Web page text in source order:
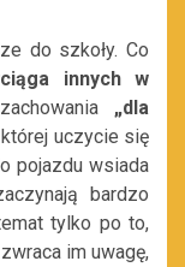
do szkoły. Co
innych w
„dla
uczycie się
pojazdu wsiada
bardzo
tylko po to,
im uwagę,